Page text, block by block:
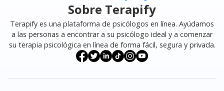
Sobre Terapify
Terapify es una plataforma de psicólogos en línea. Ayúdamos
a las personas a encontrar a su psicólogo ideal y a comenzar
su terapia psicológica en línea de forma fácil, segura y privada.